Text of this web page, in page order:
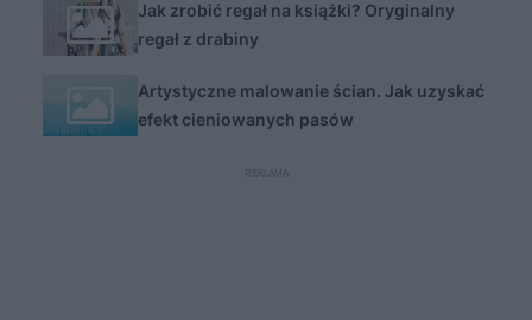
Jak zrobić regał na książki? Oryginalny
regał z drabiny
Artystyczne malowanie ścian. Jak uzyskać
efekt cieniowanych pasów